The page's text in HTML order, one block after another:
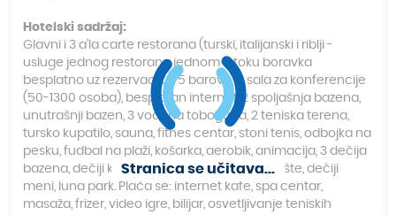
Hotelski sadržaj:
Glavni i 3 a’la carte restorana (turski, italijanski i riblji -
usluge jednog restorana jednom u toku boravka
besplatno uz rezervaciju), 5 barova, 5 sala za konferencije
(50-1300 osoba), besplatan internet, 2 spoljašnja bazena,
unutrašnji bazen, 3 vodena tobogana, 2 teniska terena,
tursko kupatilo, sauna, fitnes centar, stoni tenis, odbojka na
pesku, fudbal na plaži, košarka, aerobik, animacija, 3 dečija
bazena, dečiji klub (4-12 godina) dečije igralište, dečiji
meni, luna park. Plaća se: internet kafe, spa centar,
masaža, frizer, video igre, bilijar, osvetljivanje teniskih
Stranica se učitava...